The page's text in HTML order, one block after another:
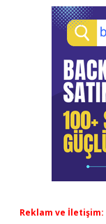
Reklam ve İletişim: